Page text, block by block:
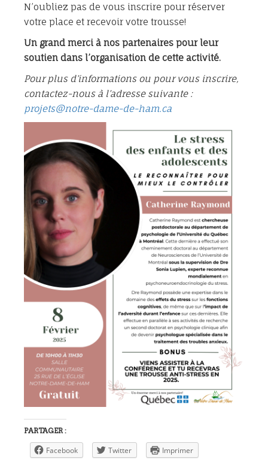
N’oubliez pas de vous inscrire pour réserver
votre place et recevoir votre trousse!
Un grand merci à nos partenaires pour leur
soutien dans l’organisation de cette activité.
Pour plus d’informations ou pour vous inscrire,
contactez-nous à l’adresse suivante :
projets@notre-dame-de-ham.ca
PARTAGER :
Facebook Twitter Imprimer